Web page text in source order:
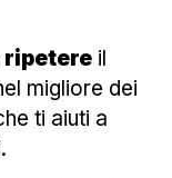
ripetere il
migliore dei
ti aiuti a